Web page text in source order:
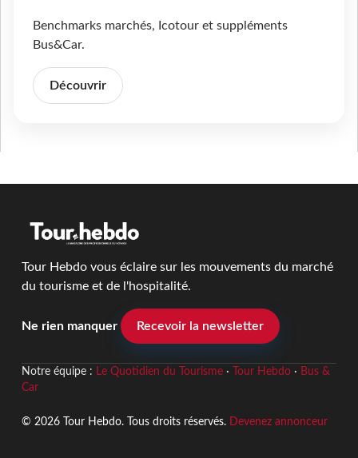
Benchmarks marchés, Icotour et suppléments
Bus&Car.
Découvrir
Tour Hebdo vous éclaire sur les mouvements du marché
du tourisme et de l'hospitalité.
Ne rien manquer Recevoir la newsletter
Notre équipe : Le Quotidien du Tourisme· Tour Hebdo· Bus &
Car
© 2026 Tour Hebdo. Tous droits réservés. Devenez annonceur